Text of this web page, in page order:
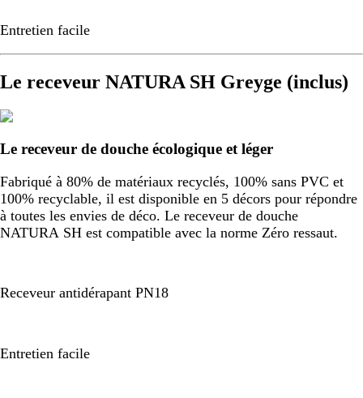
Entretien facile
Le receveur NATURA SH Greyge (inclus)
Le receveur de douche écologique et léger
Fabriqué à 80% de matériaux recyclés, 100% sans PVC et
100% recyclable, il est disponible en 5 décors pour répondre
à toutes les envies de déco. Le receveur de douche
NATURA SH est compatible avec la norme Zéro ressaut.
Receveur antidérapant PN18
Entretien facile